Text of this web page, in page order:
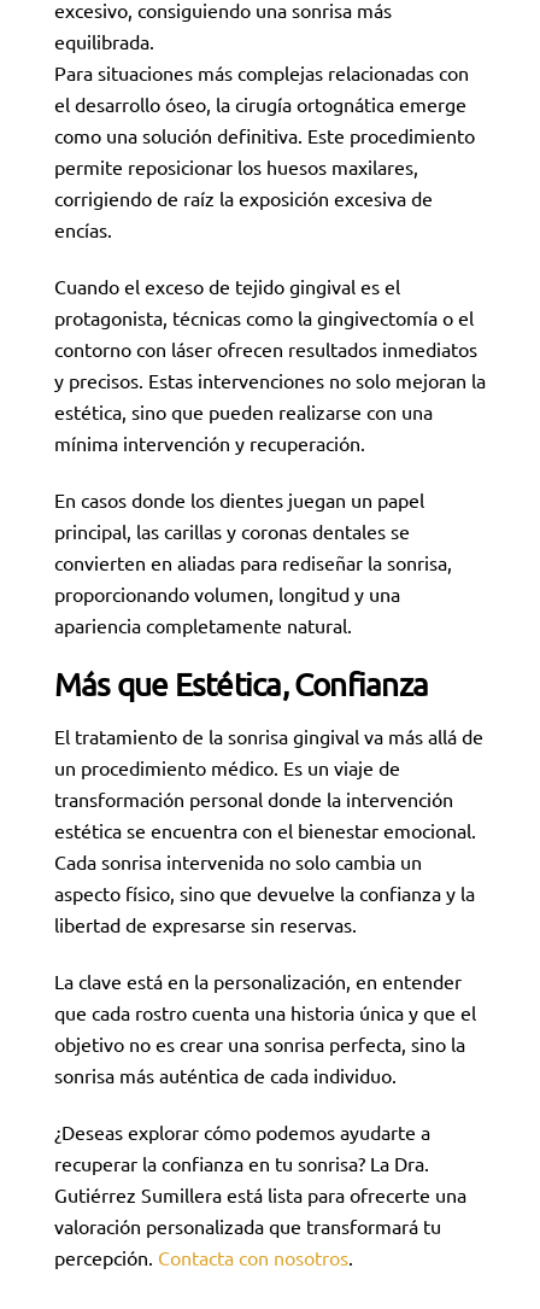
excesivo, consiguiendo una sonrisa más
equilibrada.
Para situaciones más complejas relacionadas con
el desarrollo óseo, la cirugía ortognática emerge
como una solución definitiva. Este procedimiento
permite reposicionar los huesos maxilares,
corrigiendo de raíz la exposición excesiva de
encías.
Cuando el exceso de tejido gingival es el
protagonista, técnicas como la gingivectomía o el
contorno con láser ofrecen resultados inmediatos
y precisos. Estas intervenciones no solo mejoran la
estética, sino que pueden realizarse con una
mínima intervención y recuperación.
En casos donde los dientes juegan un papel
principal, las carillas y coronas dentales se
convierten en aliadas para rediseñar la sonrisa,
proporcionando volumen, longitud y una
apariencia completamente natural.
Más que Estética, Confianza
El tratamiento de la sonrisa gingival va más allá de
un procedimiento médico. Es un viaje de
transformación personal donde la intervención
estética se encuentra con el bienestar emocional.
Cada sonrisa intervenida no solo cambia un
aspecto físico, sino que devuelve la confianza y la
libertad de expresarse sin reservas.
La clave está en la personalización, en entender
que cada rostro cuenta una historia única y que el
objetivo no es crear una sonrisa perfecta, sino la
sonrisa más auténtica de cada individuo.
¿Deseas explorar cómo podemos ayudarte a
recuperar la confianza en tu sonrisa? La Dra.
Gutiérrez Sumillera está lista para ofrecerte una
valoración personalizada que transformará tu
percepción. Contacta con nosotros.